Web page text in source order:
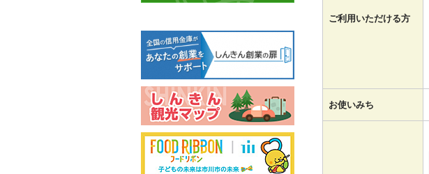
ご利用いただける方
お使いみち